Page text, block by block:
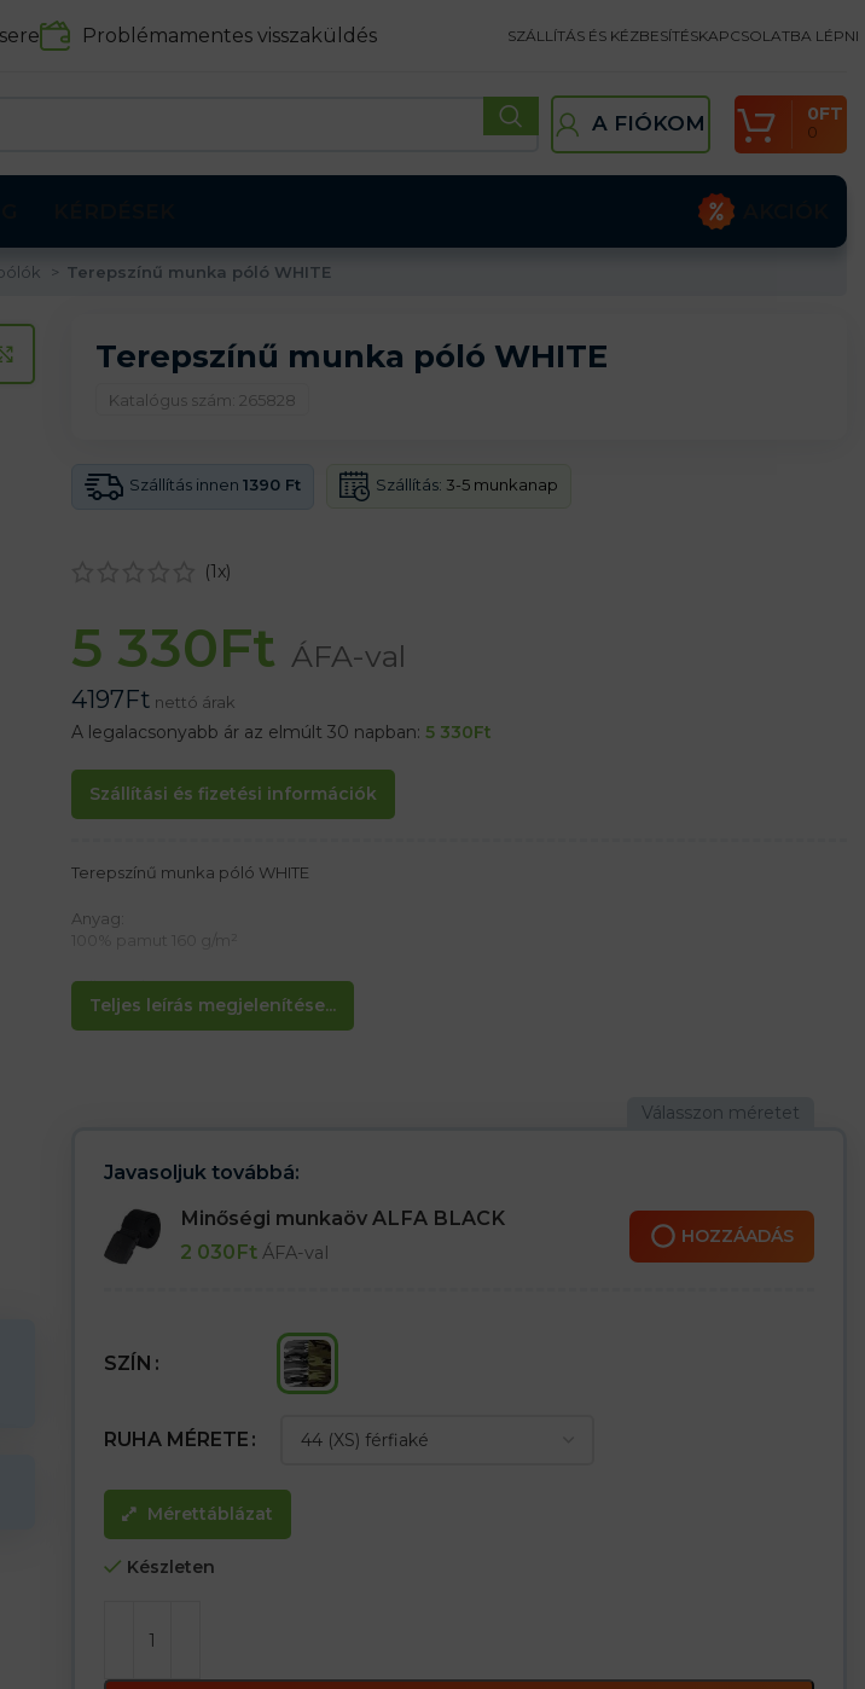
Problémamentes visszaküldés SZÁLLÍTÁS ÉS KÉZBESÍTÉSKAPCSOLATBA LÉPNI
A FIÓKOM 0
0FT
Terepszínű munka póló WHITE
KATTINTS A KINAGYÍTÁSHOZ
Terepszínű munka póló WHITE
Katalógus szám: 265828
Szállítás innen 1390 Ft Szállítás: 3-5 munkanap
(1x)
5 330Ft ÁFA-val
4197Ft nettó árak
A legalacsonyabb ár az elmúlt 30 napban: 5 330Ft
Szállítási és fizetési információk
Teljes leírás megjelenítése...
Terepszínű munka póló WHITE
Anyag:
100% pamut 160 g/m²
Jellemzők:
– Rövid ujjú férfi póló
– Rugalmas, kerek, bordás kötött a nyak körül
Javasoljuk továbbá:
Minőségi munkaöv ALFA BLACK
2 030Ft ÁFA-val
HOZZÁADÁS
SZÍN
RUHA MÉRETE
Mérettáblázat
Készleten